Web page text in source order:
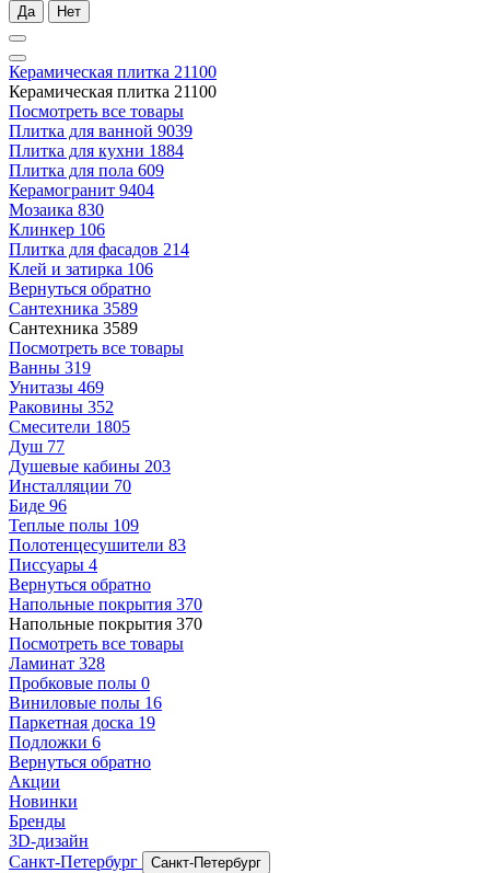
Да Нет
Керамическая плитка 21100
Керамическая плитка 21100
Посмотреть все товары
Плитка для ванной 9039
Плитка для кухни 1884
Плитка для пола 609
Керамогранит 9404
Мозаика 830
Клинкер 106
Плитка для фасадов 214
Клей и затирка 106
Вернуться обратно
Сантехника 3589
Сантехника 3589
Посмотреть все товары
Ванны 319
Унитазы 469
Раковины 352
Смесители 1805
Душ 77
Душевые кабины 203
Инсталляции 70
Биде 96
Теплые полы 109
Полотенцесушители 83
Писсуары 4
Вернуться обратно
Напольные покрытия 370
Напольные покрытия 370
Посмотреть все товары
Ламинат 328
Пробковые полы 0
Виниловые полы 16
Паркетная доска 19
Подложки 6
Вернуться обратно
Акции
Новинки
Бренды
3D-дизайн
Санкт-Петербург
Санкт-Петербург